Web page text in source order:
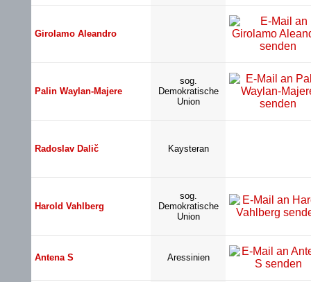
Girolamo Aleandro
Palin Waylan-Majere
sog.
Demokratische
Union
Radoslav Dalič Kaysteran
Harold Vahlberg
sog.
Demokratische
Union
Antena S Aressinien